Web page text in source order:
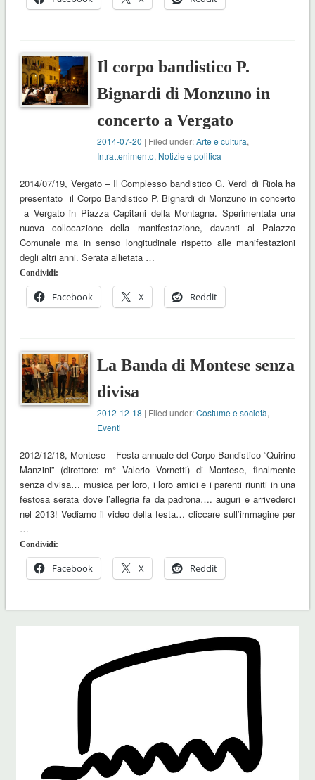
Il corpo bandistico P.
Bignardi di Monzuno in
concerto a Vergato
2014-07-20 | Filed under:Arte e cultura,
Intrattenimento, Notizie e politica
2014/07/19, Vergato – Il Complesso bandistico G. Verdi di Riola ha
presentato il Corpo Bandistico P. Bignardi di Monzuno in concerto
a Vergato in Piazza Capitani della Montagna. Sperimentata una
nuova collocazione della manifestazione, davanti al Palazzo
Comunale ma in senso longitudinale rispetto alle manifestazioni
degli altri anni. Serata allietata …
Condividi:
Facebook X Reddit
La Banda di Montese senza
divisa
2012-12-18 | Filed under:Costume e società,
Eventi
2012/12/18, Montese – Festa annuale del Corpo Bandistico “Quirino
Manzini” (direttore: m° Valerio Vornetti) di Montese, finalmente
senza divisa… musica per loro, i loro amici e i parenti riuniti in una
festosa serata dove l’allegria fa da padrona…. auguri e arrivederci
nel 2013! Vediamo il video della festa… cliccare sull’immagine per
…
Condividi:
Facebook X Reddit